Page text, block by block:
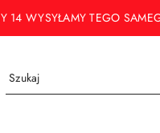
14 WYSYŁAMY TEGO